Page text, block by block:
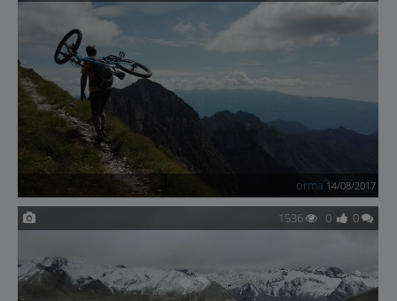
orma 14/08/2017
1536 0 0